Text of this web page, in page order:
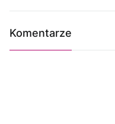
Komentarze